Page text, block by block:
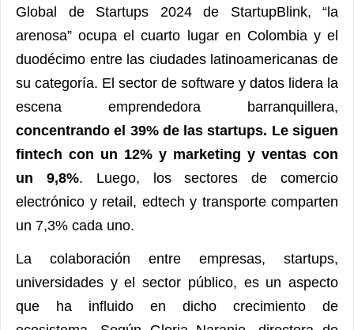
Global de Startups 2024 de StartupBlink, “la
arenosa” ocupa el cuarto lugar en Colombia y el
duodécimo entre las ciudades latinoamericanas de
su categoría. El sector de software y datos lidera la
escena emprendedora barranquillera,
concentrando el 39% de las startups. Le siguen
fintech con un 12% y marketing y ventas con
un 9,8%. Luego, los sectores de comercio
electrónico y retail, edtech y transporte comparten
un 7,3% cada uno.
La colaboración entre empresas, startups,
universidades y el sector público, es un aspecto
que ha influido en dicho crecimiento de